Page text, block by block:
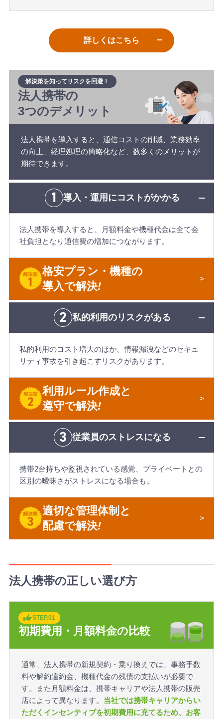
詳しくはこちら
解決策を知ってリスクを回避！
法人携帯の
3つのデメリット
法人携帯を導入すると、通信コストの削減、業務効率
の向上、経理処理の簡略化など、数多くのメリットが
期待できます。
導入・運用にコストがかかる
法人携帯を導入すると、月額料金や機種代金は全て会
社負担となり通信費の増加につながります。
格安プラン・機種の
導入で解決!
私的利用の リスクがある
私的利用のコスト増大のほか、情報漏洩などのセキュ
リティ事故を引き起こすリスクがあります。
利用ルール作成と
遵守で解決!
従業員のストレスになる
携帯2台持ちや監視されている感覚、プライベートとの
区別の曖昧さがストレスになる場合も。
適切な管理体制と
配慮で解決!
法人携帯の正しい選び方
STEP.01
初期費用・月額料金の比較
通常、法人携帯の新規契約・乗り換えでは、事務手数
料や解約違約金、機種代金の残債の支払いが必要で
す。また月額料金は、携帯キャリアや法人携帯の販売
店によって異なります。 当社では携帯キャリアからい
ただくインセンティブを初期費用に充てるため、お客